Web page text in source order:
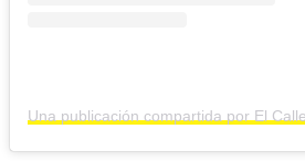
Una publicación compartida por El